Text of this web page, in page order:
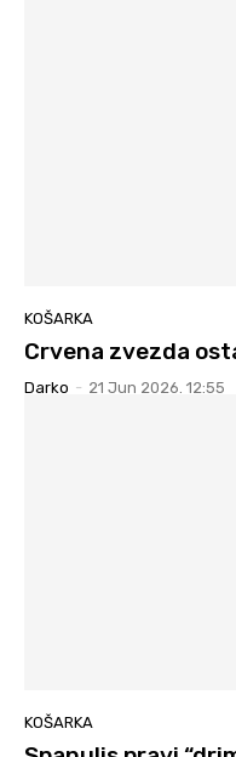
KOŠARKA
Crvena zvezda
Darko - 21 Jun 2026. 12:55
KOŠARKA